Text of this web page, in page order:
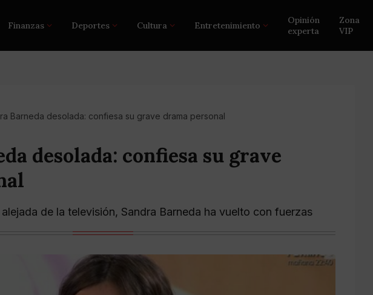
Finanzas Deportes Cultura Entretenimiento
Opinión
experta
Zona
VIP
Barneda desolada: confiesa su grave drama personal
desolada: confiesa su grave
de la televisión, Sandra Barneda ha vuelto con fuerzas